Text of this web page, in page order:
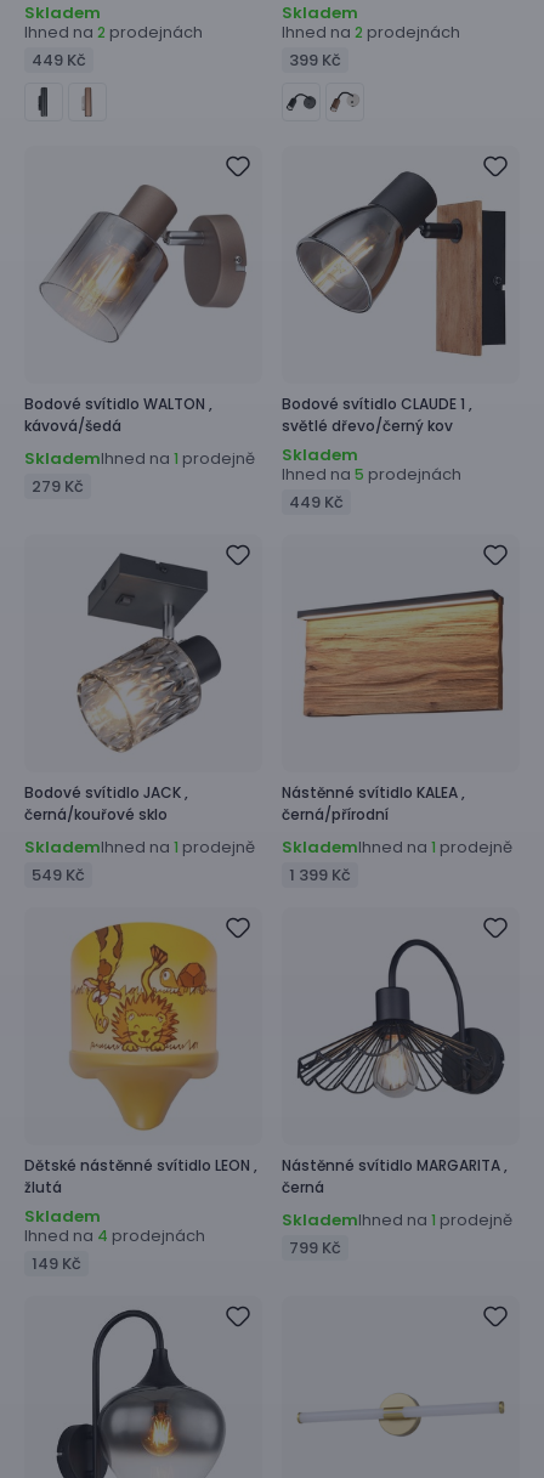
Skladem
Ihned na 2 prodejnách
449 Kč
Skladem
Ihned na 2 prodejnách
399 Kč
Bodové svítidlo WALTON ,
kávová/šedá
SklademIhned na 1 prodejně
279 Kč
Bodové svítidlo CLAUDE 1 ,
světlé dřevo/černý kov
Skladem
Ihned na 5 prodejnách
449 Kč
Bodové svítidlo JACK ,
černá/kouřové sklo
SklademIhned na 1 prodejně
549 Kč
Nástěnné svítidlo KALEA ,
černá/přírodní
SklademIhned na 1 prodejně
1 399 Kč
Dětské nástěnné svítidlo LEON ,
žlutá
Skladem
Ihned na 4 prodejnách
149 Kč
Nástěnné svítidlo MARGARITA ,
černá
SklademIhned na 1 prodejně
799 Kč